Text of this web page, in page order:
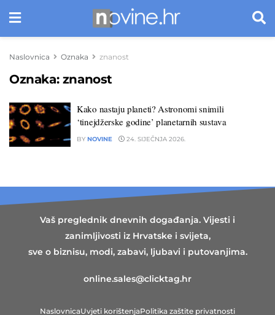
Naslovnica Oznaka znanost
Oznaka: znanost
Kako nastaju planeti? Astronomi snimili
‘tinejdžerske godine’ planetarnih sustava
BY NOVINE 24. SIJEČNJA 2026.
Vaš preglednik dnevnih događanja. Vijesti i
zanimljivosti iz Hrvatske i svijeta,
sve o biznisu, modi, zabavi, ljubavi i putovanjima.
online.sales@clicktag.hr
NaslovnicaUvjeti korištenjaPolitika zaštite privatnosti